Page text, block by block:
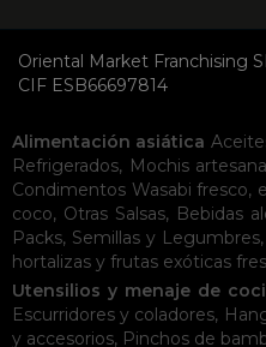
Oriental Market Franchising
CIF ESB66697814
Alimentación asiática
Refrigerados, Mochis
Condimentos Wasabi fresco,
coco, Otras Salsas, Bebidas
Packs, Semillas y Legumbres,
hortalizas y frutas exóticas
Utensilios y menaje de
Escurridores y coladores,
y accesorios, Pinchos de